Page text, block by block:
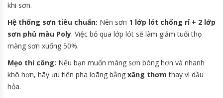
khi sơn.
Hệ thống sơn tiêu chuẩn: Nên sơn 1 lớp lót chống rỉ + 2 lớp
sơn phủ màu Poly. Việc bỏ qua lớp lót sẽ làm giảm tuổi thọ
màng sơn xuống 50%.
Mẹo thi công: Nếu bạn muốn màng sơn bóng hơn và nhanh
khô hơn, hãy ưu tiên pha loãng bằng xăng thơm thay vì dầu
hỏa.